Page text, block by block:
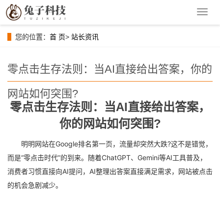
导
您的位置： 首 页> 站长资讯
零点击生存法则：当AI直接给出答案，你的
网站如何突围?
零点击生存法则：当AI直接给出答案，
你的网站如何突围?
明明网站在Google排名第一页，流量却突然大跌?这不是错觉，
而是“零点击时代”的到来。随着ChatGPT、Gemini等AI工具普及，
消费者习惯直接向AI提问，AI整理出答案直接满足需求，网站被点击
的机会急剧减少。